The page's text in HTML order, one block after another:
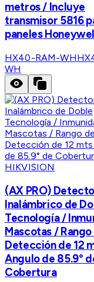
metros / Incluye
transmisor 5816
paneles
HX40-RAM-WH
WH
HIKVISION
(AX PRO)
Inalámbrico de
Tecnología /
Mascotas / Rango
Detección de 12
Angulo de 85.9°
Cobertura